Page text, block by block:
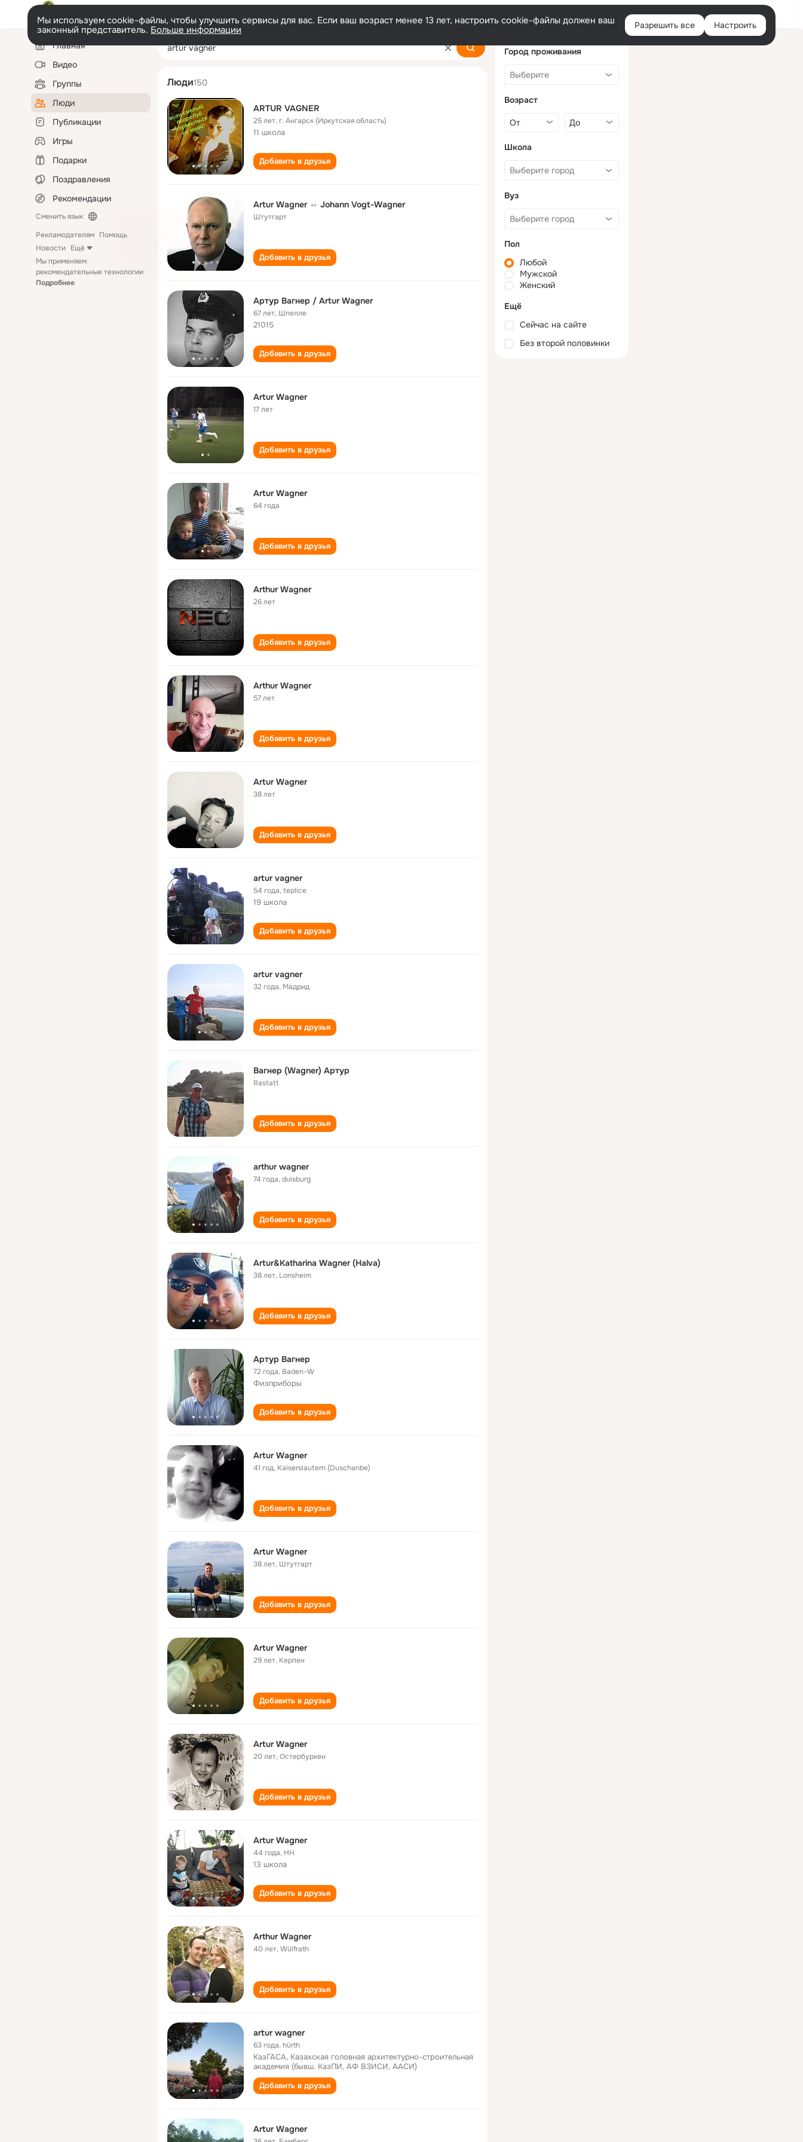
Войти
Мы используем cookie-файлы, чтобы улучшить сервисы для вас. Если ваш возраст менее 13 лет, настроить cookie-файлы должен ваш
законный представитель. Больше информации Разрешить все Настроить
Левая
колонкаГлавная
Видео
Группы
Люди
Публикации
Игры
Подарки
Поздравления
Рекомендации
Сменить язык
Рекламодателям Помощь
Новости Ещё
Мы применяем
рекомендательные технологии
Подробнее
artur vagner
Люди150
ARTUR VAGNER
25 лет,г. Ангарск (Иркутская область)
11 школа
Добавить в друзья
Artur Wagner ⇔ Johann Vogt-Wagner
Штутгарт
Добавить в друзья
Артур Вагнер / Artur Wagner
67 лет, Шпелле
21015
Добавить в друзья
Artur Wagner
17 лет
Добавить в друзья
Artur Wagner
64 года
Добавить в друзья
Arthur Wagner
26 лет
Добавить в друзья
Arthur Wagner
57 лет
Добавить в друзья
Artur Wagner
38 лет
Добавить в друзья
artur vagner
54 года,teplice
19 школа
Добавить в друзья
artur vagner
32 года, Мадрид
Добавить в друзья
Вагнер (Wagner) Артур
Rastatt
Добавить в друзья
arthur wagner
74 года,duisburg
Добавить в друзья
Artur&Katharina Wagner (Halva)
38 лет, Lonsheim
Добавить в друзья
Артур Вагнер
72 года, Baden-W
Физприборы
Добавить в друзья
Artur Wagner
41 год, Kaiserslautern (Duschanbe)
Добавить в друзья
Artur Wagner
38 лет, Штутгарт
Добавить в друзья
Artur Wagner
29 лет, Керпен
Добавить в друзья
Artur Wagner
20 лет,Остербуркен
Добавить в друзья
Artur Wagner
44 года, НН
13 школа
Добавить в друзья
Arthur Wagner
40 лет,Wülfrath
Добавить в друзья
artur wagner
63 года,hürth
КазГАСА, Казахская головная архитектурно-строительная
академия (бывш. КазПИ, АФ ВЗИСИ, ААСИ)
Добавить в друзья
Artur Wagner
Город проживания
Возраст
Школа
Вуз
Пол
Любой
Мужской
Женский
Ещё
Сейчас на сайте
Без второй половинки